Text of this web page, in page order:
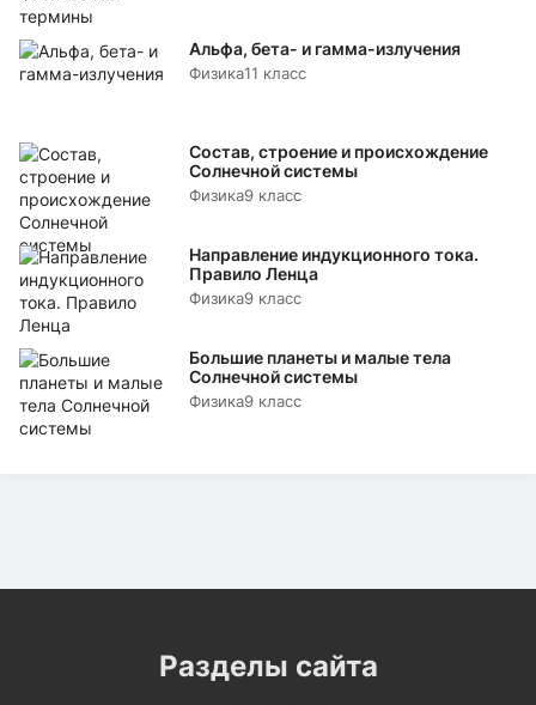
Альфа, бета- и гамма-излучения
Физика11 класс
Состав, строение и происхождение
Солнечной системы
Физика9 класс
Направление индукционного тока.
Правило Ленца
Физика9 класс
Большие планеты и малые тела
Солнечной системы
Физика9 класс
Разделы сайта